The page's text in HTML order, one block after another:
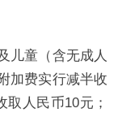
儿童（含无成人
加费实行减半收
人民币10元；